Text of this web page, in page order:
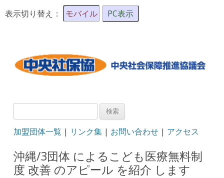
表示切り替え： モバイル PC表示
検
加盟団体一覧 | リンク集 | お問い合わせ | アクセス
沖縄/3団体 によるこども医療無料制
度 改善 のアピール を紹介 します